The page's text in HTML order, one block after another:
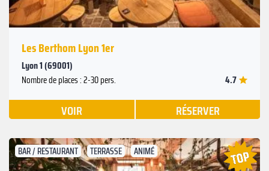
Les Berthom Lyon 1er
Lyon 1 (69001)
Nombre de places : 2-30 pers. 4.7
VOIR RÉSERVER
BAR / RESTAURANT TERRASSE ANIMÉ